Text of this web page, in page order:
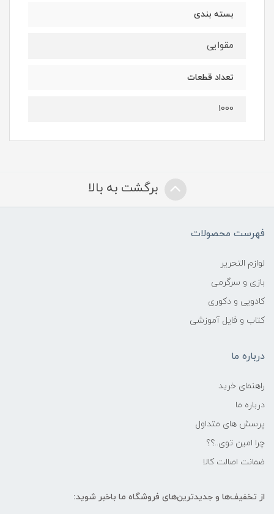
بسته بندی
مقوایی
تعداد قطعات
1000
برگشت به بالا
فهرست محصولات
لوازم التحریر
بازی و سرگرمی
کادویی و دکوری
کتاب و فایل آموزشی
درباره ما
راهنمای خرید
درباره ما
پرسش های متداول
چرا امین توی..؟؟
ضمانت اصالت کالا
از تخفیف‌ها و جدیدترین‌های فروشگاه ما باخبر شوید: